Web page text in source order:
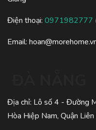
Điện thoại: 0971982777
Email:
Địa chỉ: Lô số 4 - Đường
Hòa Hiệp Nam, Quận